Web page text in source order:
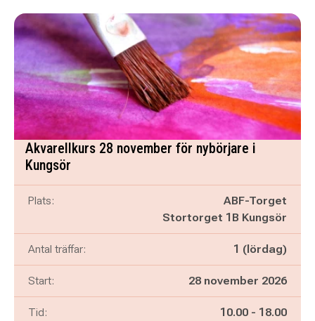
Akvarellkurs 28 november för nybörjare i
Kungsör
Plats:
ABF-Torget
Stortorget 1B Kungsör
Antal träffar: 1 (lördag)
Start: 28 november 2026
Tid: Pågår mellan
10.00 - och
18.00